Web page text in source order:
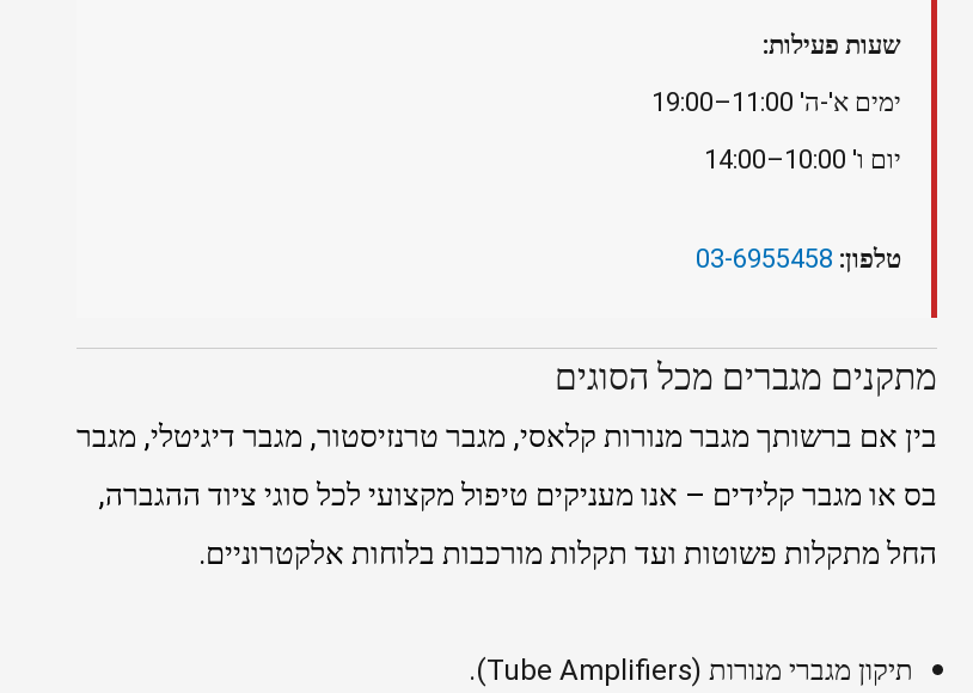
שעות פעילות:
ימים א'-ה' 11:00–19:00
יום ו' 10:00–14:00
טלפון: 03-6955458
מתקנים מגברים מכל הסוגים
בין אם ברשותך מגבר מנורות קלאסי, מגבר טרנזיסטור, מגבר דיגיטלי, מגבר
בס או מגבר קלידים – אנו מעניקים טיפול מקצועי לכל סוגי ציוד ההגברה,
החל מתקלות פשוטות ועד תקלות מורכבות בלוחות אלקטרוניים.
תיקון מגברי מנורות (Tube Amplifiers).